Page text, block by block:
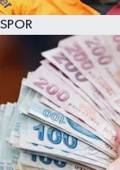
SPOR